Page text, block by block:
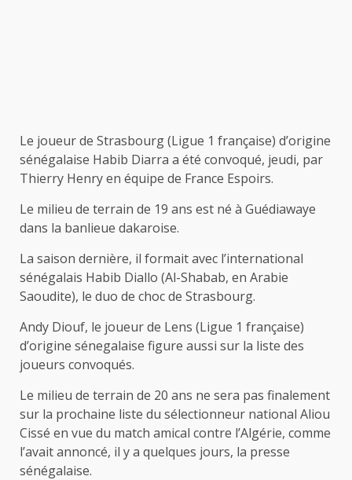
Le joueur de Strasbourg (Ligue 1 française) d’origine
sénégalaise Habib Diarra a été convoqué, jeudi, par
Thierry Henry en équipe de France Espoirs.
Le milieu de terrain de 19 ans est né à Guédiawaye
dans la banlieue dakaroise.
La saison dernière, il formait avec l’international
sénégalais Habib Diallo (Al-Shabab, en Arabie
Saoudite), le duo de choc de Strasbourg.
Andy Diouf, le joueur de Lens (Ligue 1 française)
d’origine sénegalaise figure aussi sur la liste des
joueurs convoqués.
Le milieu de terrain de 20 ans ne sera pas finalement
sur la prochaine liste du sélectionneur national Aliou
Cissé en vue du match amical contre l’Algérie, comme
l’avait annoncé, il y a quelques jours, la presse
sénégalaise.